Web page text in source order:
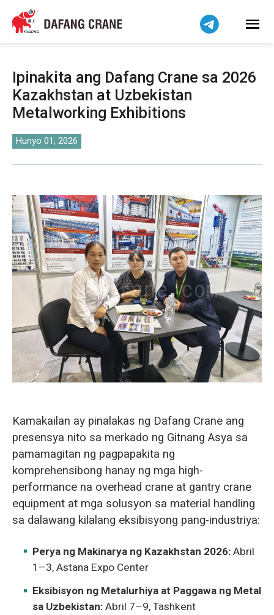
Ipinakita ang Dafang Crane sa 2026
Kazakhstan at Uzbekistan
Metalworking Exhibitions
Hunyo 01, 2026
Kamakailan ay pinalakas ng Dafang Crane ang
presensya nito sa merkado ng Gitnang Asya sa
pamamagitan ng pagpapakita ng
komprehensibong hanay ng mga high-
performance na overhead crane at gantry crane
equipment at mga solusyon sa material handling
sa dalawang kilalang eksibisyong pang-industriya:
Perya ng Makinarya ng Kazakhstan 2026:Abril
1–3, Astana Expo Center
Eksibisyon ng Metalurhiya at Paggawa ng Metal
sa Uzbekistan:Abril 7–9, Tashkent
हिन्दी
Bahasa Indonesia
简体中文
বাংলা
فارسی
اردو
Українська
Беларуская мова
Kiswahili
Dansk
Norsk
O‘zbekcha